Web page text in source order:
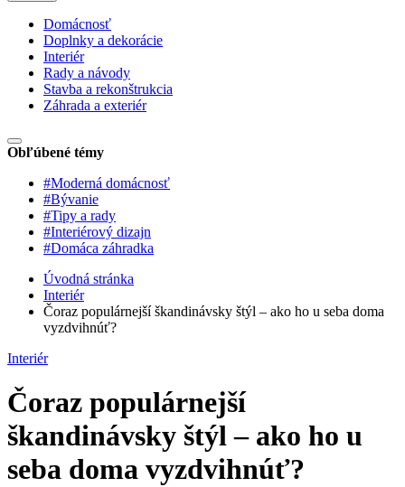
Domácnosť
Doplnky a dekorácie
Interiér
Rady a návody
Stavba a rekonštrukcia
Záhrada a exteriér
Obľúbené témy
#Moderná domácnosť
#Bývanie
#Tipy a rady
#Interiérový dizajn
#Domáca záhradka
Úvodná stránka
Interiér
Čoraz populárnejší škandinávsky štýl – ako ho u seba doma
vyzdvihnúť?
Interiér
Čoraz populárnejší
škandinávsky štýl – ako ho u
seba doma vyzdvihnúť?